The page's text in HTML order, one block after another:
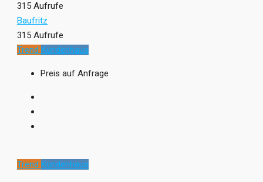
315 Aufrufe
Baufritz
315 Aufrufe
Trend Kundenhaus
Preis auf Anfrage
Trend Kundenhaus